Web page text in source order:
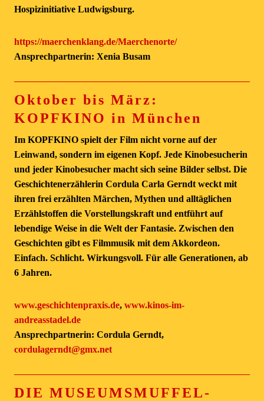
Hospizinitiative Ludwigsburg.
https://maerchenklang.de/Maerchenorte/
Ansprechpartnerin: Xenia Busam
Oktober bis März:
KOPFKINO in München
Im KOPFKINO spielt der Film nicht vorne auf der
Leinwand, sondern im eigenen Kopf. Jede Kinobesucherin
und jeder Kinobesucher macht sich seine Bilder selbst. Die
Geschichtenerzählerin Cordula Carla Gerndt weckt mit
ihren frei erzählten Märchen, Mythen und alltäglichen
Erzählstoffen die Vorstellungskraft und entführt auf
lebendige Weise in die Welt der Fantasie. Zwischen den
Geschichten gibt es Filmmusik mit dem Akkordeon.
Einfach. Schlicht. Wirkungsvoll. Für alle Generationen, ab
6 Jahren.
www.geschichtenpraxis.de, www.kinos-im-
andreasstadel.de
Ansprechpartnerin: Cordula Gerndt,
cordulagerndt@gmx.net
DIE MUSEUMSMUFFEL-